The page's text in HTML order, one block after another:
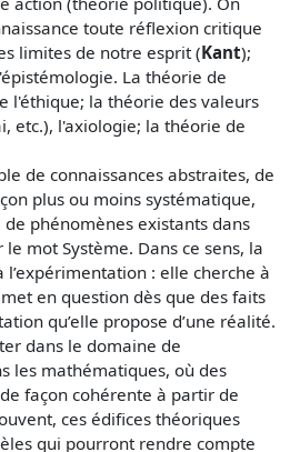
toute réflexion critique
limites de notre esprit (Kant);
La théorie de
l'éthique; la théorie des valeurs
etc.), l'axiologie; la théorie de
de connaissances abstraites, de
plus ou moins systématique,
phénomènes existants dans
mot Système. Dans ce sens, la
: elle cherche à
en question dès que des faits
qu’elle propose d’une réalité.
dans le domaine de
les mathématiques, où des
façon cohérente à partir de
ces édifices théoriques
qui pourront rendre compte